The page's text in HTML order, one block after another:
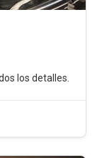
los detalles.